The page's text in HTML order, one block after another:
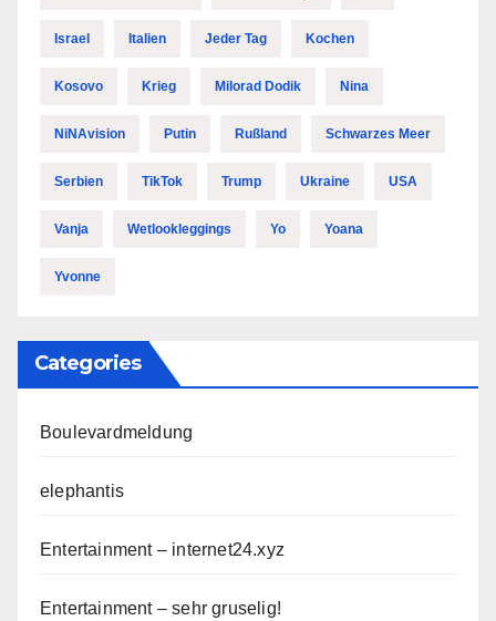
Israel Italien Jeder Tag Kochen
Kosovo Krieg Milorad Dodik Nina
NiNAvision Putin Rußland Schwarzes Meer
Serbien TikTok Trump Ukraine USA
Vanja Wetlookleggings Yo Yoana
Yvonne
Categories
Boulevardmeldung
elephantis
Entertainment – internet24.xyz
Entertainment – sehr gruselig!